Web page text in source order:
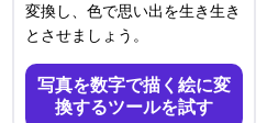
変換し、色で思い出を生き生き
とさせましょう。
写真を数字で描く絵に変
換するツールを試す